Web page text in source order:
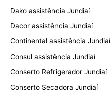
Dako assistência Jundiaí
Dacor assistência Jundiaí
Continental assistência Jundiaí
Consul assistência Jundiaí
Conserto Refrigerador Jundiaí
Conserto Secadora Jundiaí